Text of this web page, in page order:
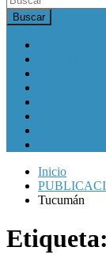
Buscar
Inicio
Tucumán
Etiqueta: